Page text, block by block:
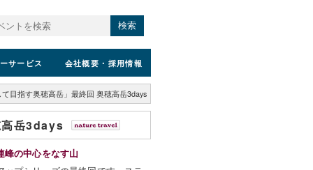
検索
サービス 会社概要 ・採用情報
て目指す奥穂高岳」最終回 奥穂高岳3days
高岳3days
峰の中心をなす山